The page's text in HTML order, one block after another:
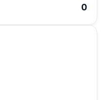
0